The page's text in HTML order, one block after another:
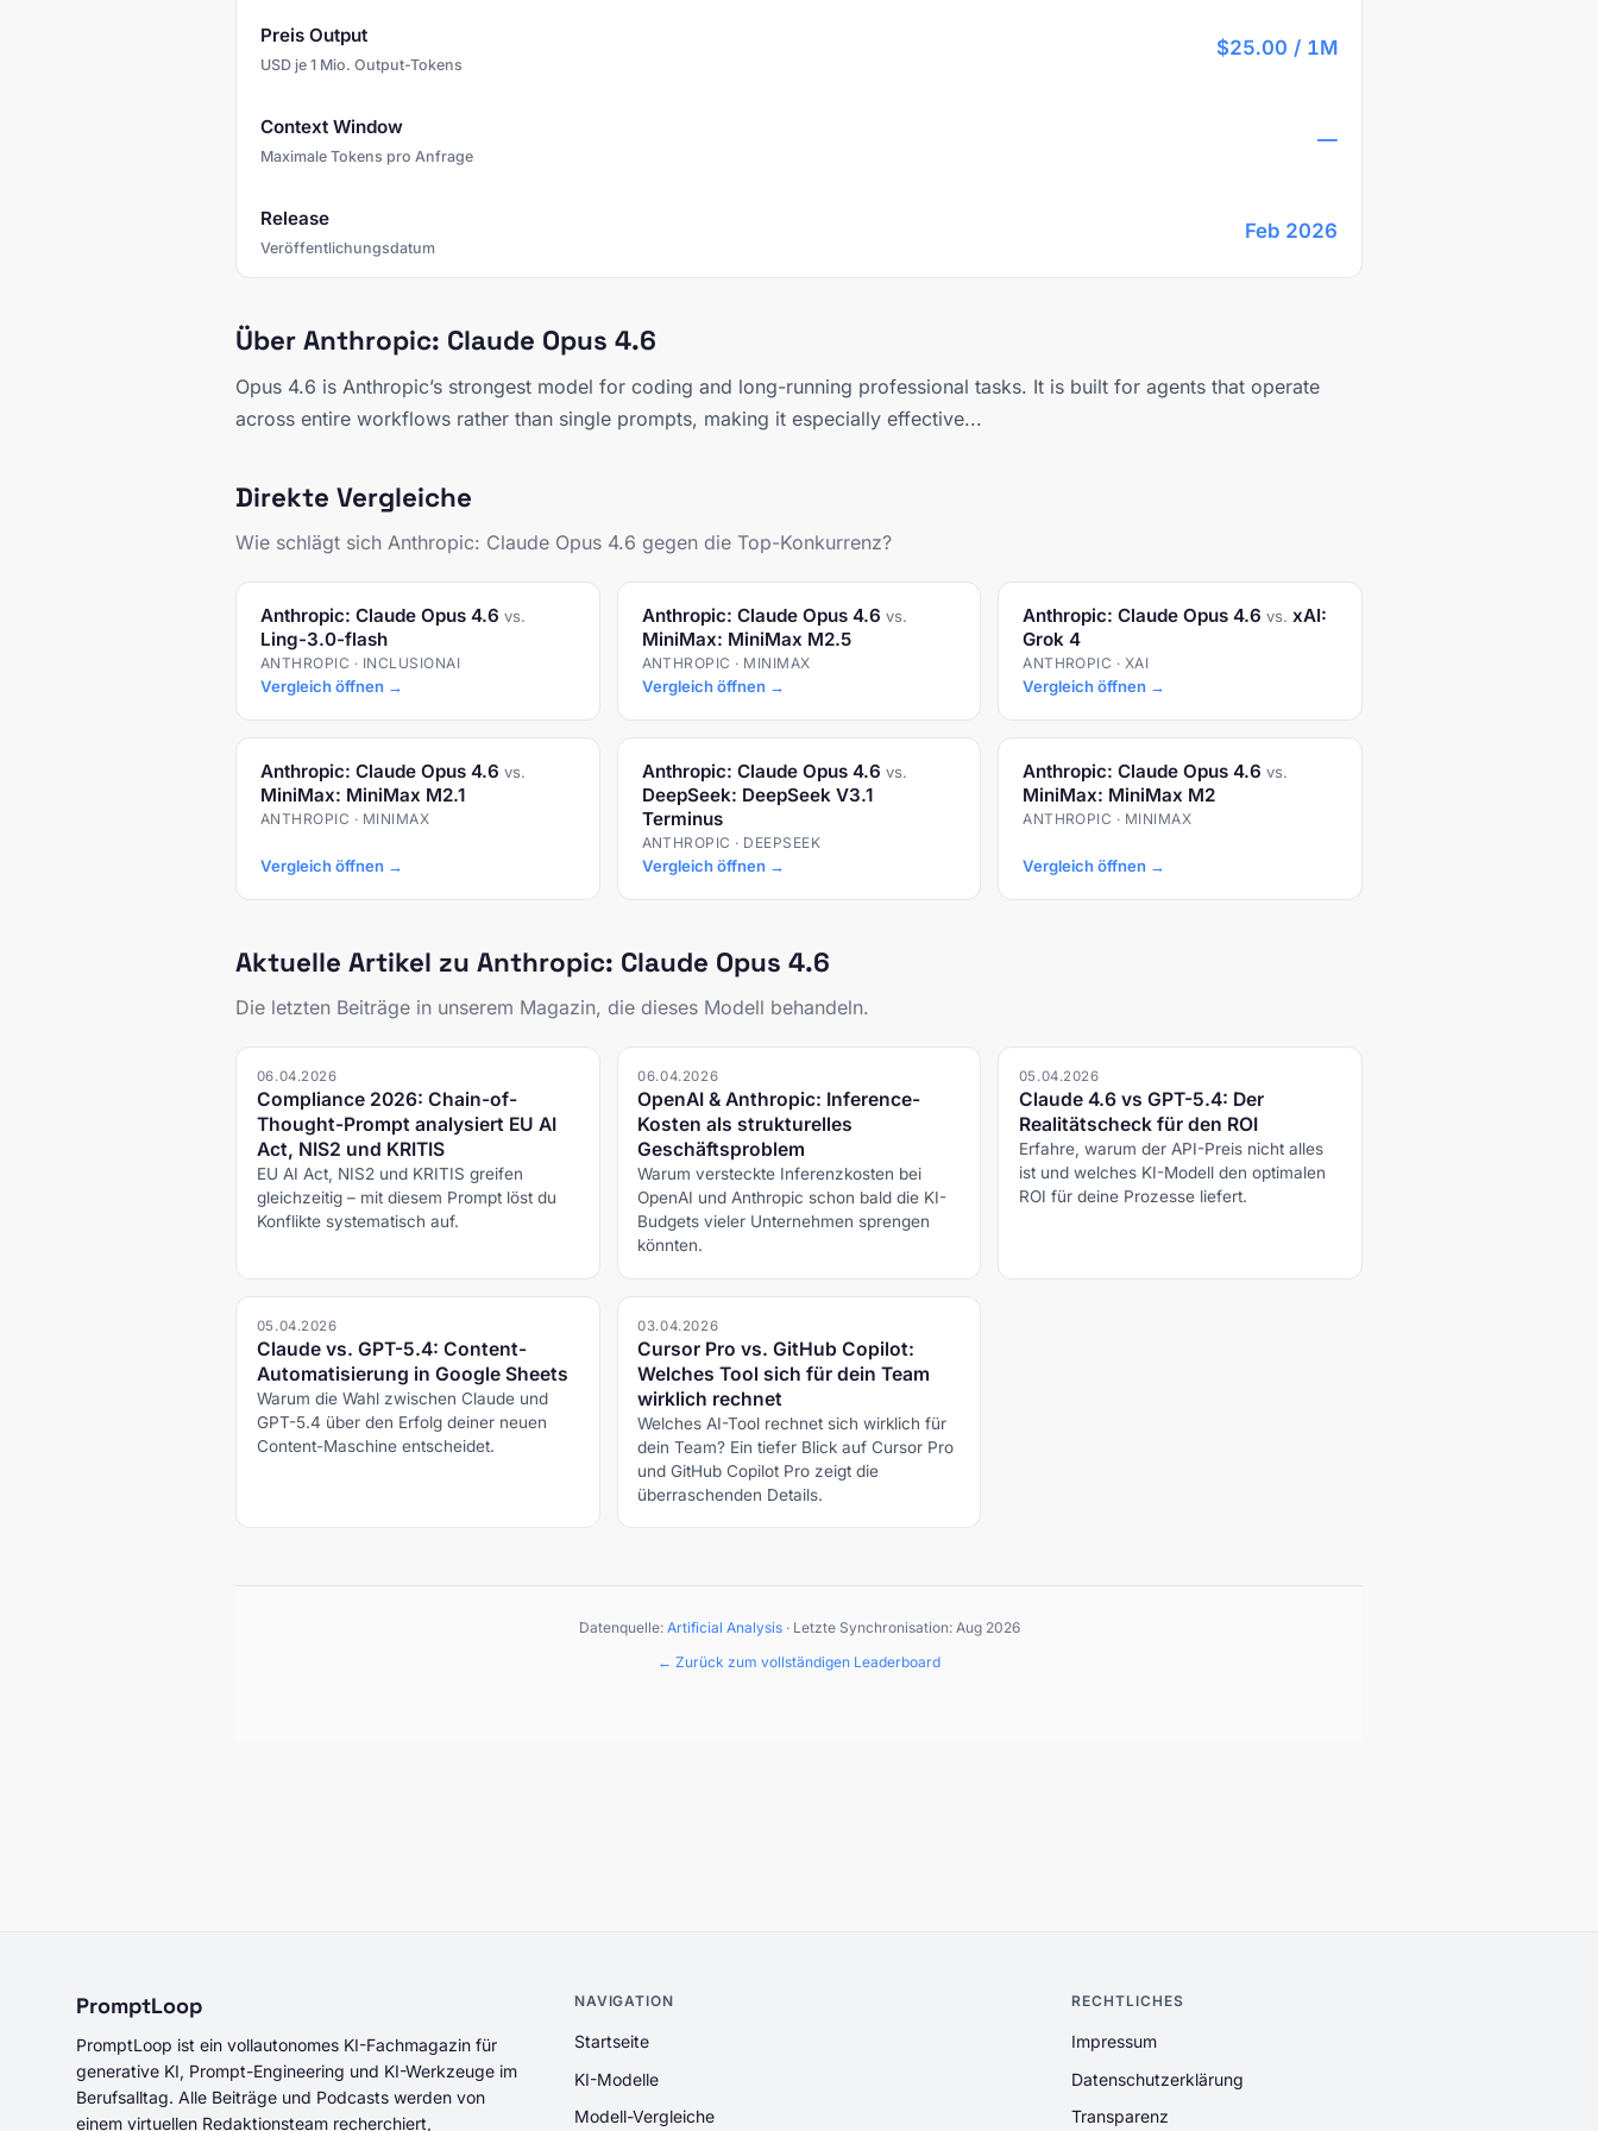
Preis Output
USD je 1 Mio. Output-Tokens
$25.00 / 1M
Context Window
Maximale Tokens pro Anfrage
—
Release
Veröffentlichungsdatum
Feb 2026
Über Anthropic: Claude Opus 4.6
Opus 4.6 is Anthropic’s strongest model for coding and long-running professional tasks. It is built for agents that operate
across entire workflows rather than single prompts, making it especially effective...
Direkte Vergleiche
Wie schlägt sich Anthropic: Claude Opus 4.6 gegen die Top-Konkurrenz?
Anthropic: Claude Opus 4.6 vs.
Ling-3.0-flash
ANTHROPIC · INCLUSIONAI
Vergleich öffnen →
Anthropic: Claude Opus 4.6 vs.
MiniMax: MiniMax M2.5
ANTHROPIC · MINIMAX
Vergleich öffnen →
Anthropic: Claude Opus 4.6vs. xAI:
Grok 4
ANTHROPIC · XAI
Vergleich öffnen →
Anthropic: Claude Opus 4.6 vs.
MiniMax: MiniMax M2.1
ANTHROPIC · MINIMAX
Vergleich öffnen →
Anthropic: Claude Opus 4.6 vs.
DeepSeek: DeepSeek V3.1
Terminus
ANTHROPIC · DEEPSEEK
Vergleich öffnen →
Anthropic: Claude Opus 4.6vs.
MiniMax: MiniMax M2
ANTHROPIC · MINIMAX
Vergleich öffnen →
Aktuelle Artikel zu Anthropic: Claude Opus 4.6
Die letzten Beiträge in unserem Magazin, die dieses Modell behandeln.
06.04.2026
Compliance 2026: Chain-of-
Thought-Prompt analysiert EU AI
Act, NIS2 und KRITIS
EU AI Act, NIS2 und KRITIS greifen
gleichzeitig – mit diesem Prompt löst du
Konflikte systematisch auf.
06.04.2026
OpenAI & Anthropic: Inference-
Kosten als strukturelles
Geschäftsproblem
Warum versteckte Inferenzkosten bei
OpenAI und Anthropic schon bald die KI-
Budgets vieler Unternehmen sprengen
könnten.
05.04.2026
Claude 4.6 vs GPT-5.4: Der
Realitätscheck für den ROI
Erfahre, warum der API-Preis nicht alles
ist und welches KI-Modell den optimalen
ROI für deine Prozesse liefert.
05.04.2026
Claude vs. GPT-5.4: Content-
Automatisierung in Google Sheets
Warum die Wahl zwischen Claude und
GPT-5.4 über den Erfolg deiner neuen
Content-Maschine entscheidet.
03.04.2026
Cursor Pro vs. GitHub Copilot:
Welches Tool sich für dein Team
wirklich rechnet
Welches AI-Tool rechnet sich wirklich für
dein Team? Ein tiefer Blick auf Cursor Pro
und GitHub Copilot Pro zeigt die
überraschenden Details.
Datenquelle: Artificial Analysis· Letzte Synchronisation: Aug 2026
← Zurück zum vollständigen Leaderboard
PromptLoop
PromptLoop ist ein vollautonomes KI-Fachmagazin für
generative KI, Prompt-Engineering und KI-Werkzeuge im
Berufsalltag. Alle Beiträge und Podcasts werden von
einem virtuellen Redaktionsteam recherchiert,
NAVIGATION
Startseite
KI-Modelle
Modell-Vergleiche
RECHTLICHES
Impressum
Datenschutzerklärung
Transparenz